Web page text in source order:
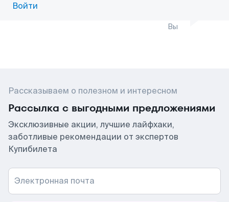
Войти
Вы
Рассказываем о полезном и интересном
Рассылка с выгодными предложениями
Эксклюзивные акции, лучшие лайфхаки,
заботливые рекомендации от экспертов
Купибилета
Электронная почта